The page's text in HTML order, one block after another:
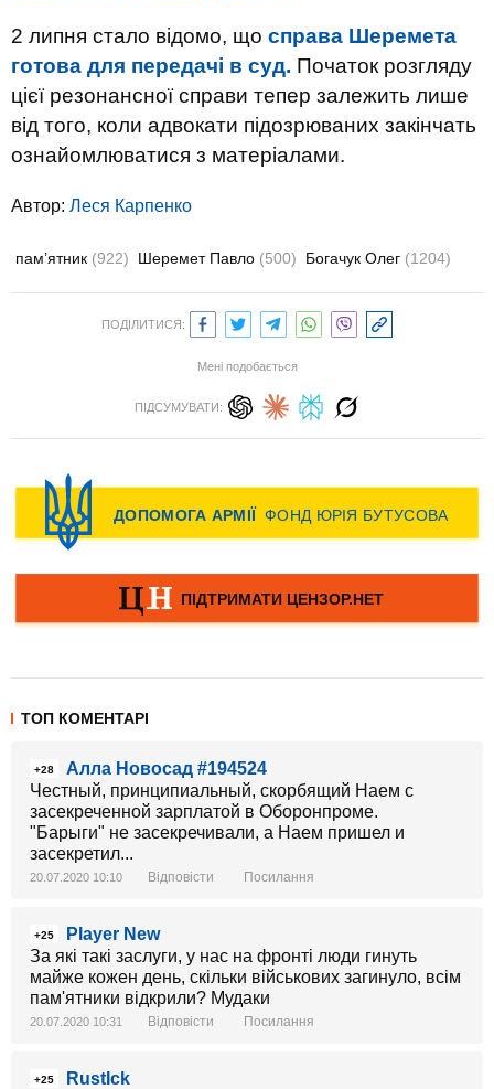
2 липня стало відомо, що справа Шеремета
готова для передачі в суд. Початок розгляду
цієї резонансної справи тепер залежить лише
від того, коли адвокати підозрюваних закінчать
ознайомлюватися з матеріалами.
Автор: Леся Карпенко
пам’ятник (922) Шеремет Павло (500) Богачук Олег (1204)
ПОДІЛИТИСЯ:
Мені подобається
ПІДСУМУВАТИ:
ТОП КОМЕНТАРІ
+28
Алла Новосад #194524
Честный, принципиальный, скорбящий Наем с
засекреченной зарплатой в Оборонпроме.
"Барыги" не засекречивали, а Наем пришел и
засекретил...
20.07.2020 10:10 Відповісти Посилання
+25
Player New
За які такі заслуги, у нас на фронті люди гинуть
майже кожен день, скільки військових загинуло, всім
пам'ятники відкрили? Мудаки
20.07.2020 10:31 Відповісти Посилання
+25
RustIck